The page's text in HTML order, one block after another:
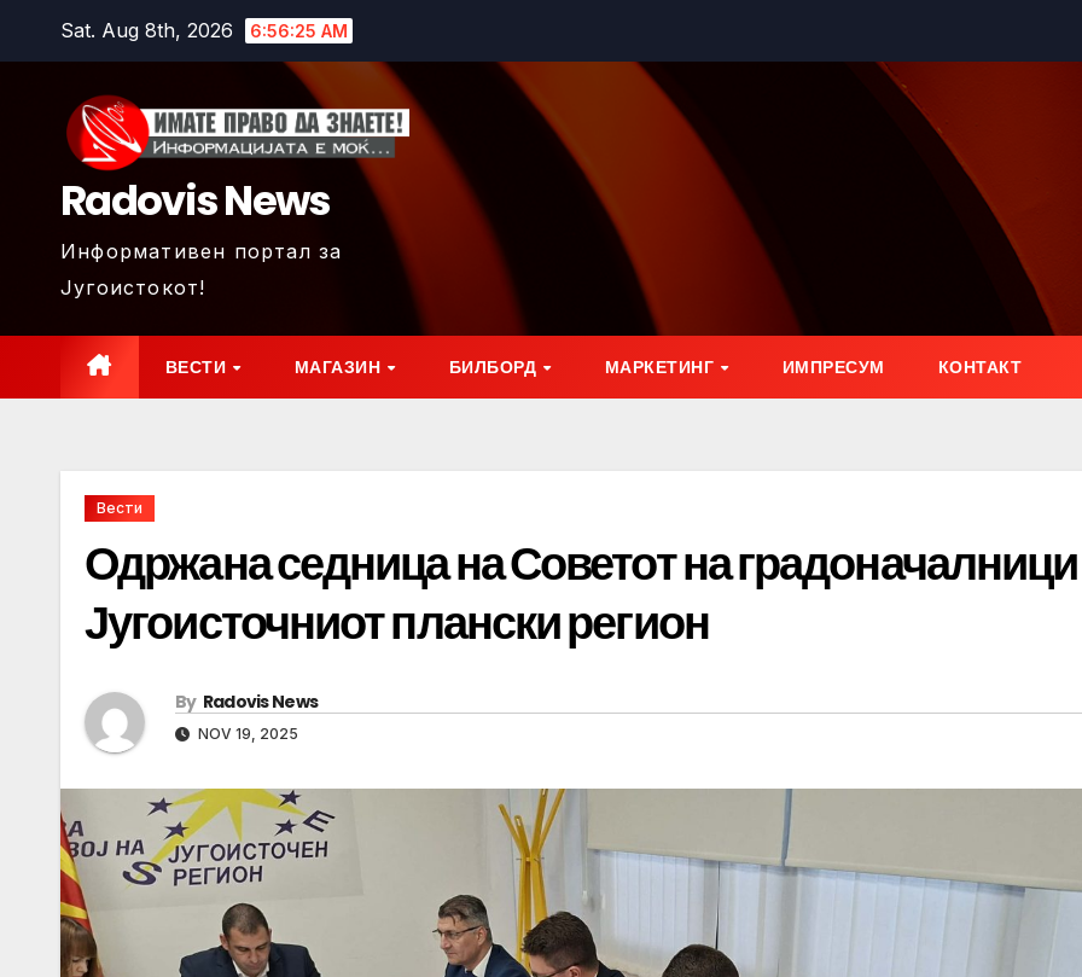
Sat. Aug 8th, 2026 6:56:27 AM
Radovis News
Информативен портал за
Југоистокот!
ВЕСТИ МАГАЗИН БИЛБОРД МАРКЕТИНГ ИМПРЕСУМ КОНТАКТ
Вести
Одржана седница на Советот на
Југоисточниот плански регион
By Radovis News
NOV 19, 2025